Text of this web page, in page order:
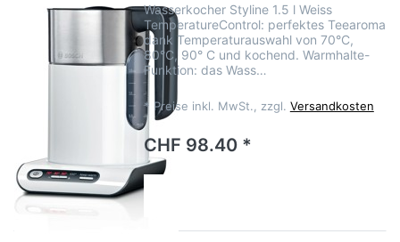
Wasserkocher Styline 1.5 l Weiss
TemperatureControl: perfektes Teearoma
dank Temperaturauswahl von 70°C,
80°C, 90° C und kochend. Warmhalte-
Funktion: das Wass…
* Preise inkl. MwSt., zzgl. Versandkosten
CHF 98.40 *